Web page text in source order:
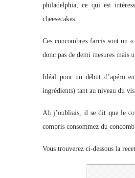
philadelphia, ce qui est
cheesecakes.
Ces concombres farcis sont un
donc pas de demi mesures mais
Idéal pour un début d’apéro
ingrédients) tant au niveau du
Ah j’oubliais, il se dit que le
compris consommez du
Vous trouverez ci-dessous la